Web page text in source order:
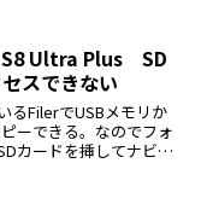
Ultra Plus SD
スできない
るFilerでUSBメモリか
ーできる。なのでフォ
カードを挿してナビを